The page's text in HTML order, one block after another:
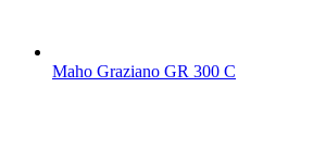
Maho Graziano GR 300 C